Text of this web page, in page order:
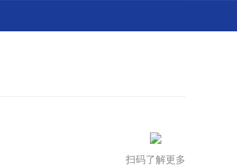
扫码了解更多